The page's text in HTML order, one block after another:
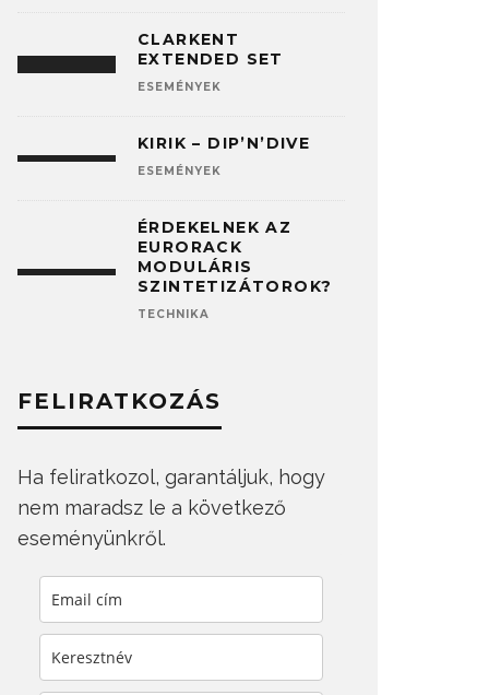
CLARKENT
EXTENDED SET
ESEMÉNYEK
KIRIK – DIP’N’DIVE
ESEMÉNYEK
ÉRDEKELNEK AZ
EURORACK
MODULÁRIS
SZINTETIZÁTOROK?
TECHNIKA
FELIRATKOZÁS
Ha feliratkozol, garantáljuk, hogy
nem maradsz le a következő
eseményünkről.